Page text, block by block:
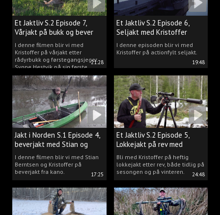
21:28
Et Jaktliv S.2 Episode 7,
Vårjakt på bukk og bever
I denne filmen blir vi med
Kristoffer på vårjakt etter
rådyrbukk og førstegangsjeger
Synne Hestvik på sin første
beverjakt.
19:48
Et Jaktliv S.2 Episode 6,
Seljakt med Kristoffer
Clausen
I denne episoden blir vi med
Kristoffer på actionfylt seljakt.
17:25
Jakt i Norden S.1 Episode 4,
beverjakt med Stian og
Kristoffer
I denne filmen blir vi med Stian
Berntsen og Kristoffer på
beverjakt fra kano.
24:48
Et Jaktliv S.2 Episode 5,
Lokkejakt på rev med
Kristoffer Clausen
Bli med Kristoffer på heftig
lokkejakt etter rev, både tidlig på
sesongen og på vinteren.